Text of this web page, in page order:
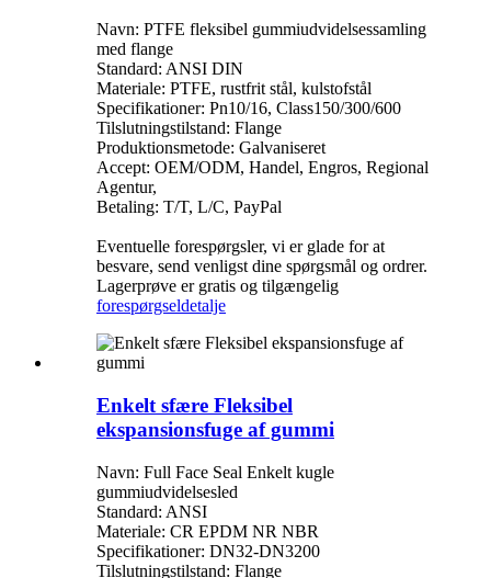
Navn: PTFE fleksibel gummiudvidelsessamling
med flange
Standard: ANSI DIN
Materiale: PTFE, rustfrit stål, kulstofstål
Specifikationer: Pn10/16, Class150/300/600
Tilslutningstilstand: Flange
Produktionsmetode: Galvaniseret
Accept: OEM/ODM, Handel, Engros, Regional
Agentur,
Betaling: T/T, L/C, PayPal
Eventuelle forespørgsler, vi er glade for at
besvare, send venligst dine spørgsmål og ordrer.
Lagerprøve er gratis og tilgængelig
forespørgseldetalje
Enkelt sfære Fleksibel
ekspansionsfuge af gummi
Navn: Full Face Seal Enkelt kugle
gummiudvidelsesled
Standard: ANSI
Materiale: CR EPDM NR NBR
Specifikationer: DN32-DN3200
Tilslutningstilstand: Flange